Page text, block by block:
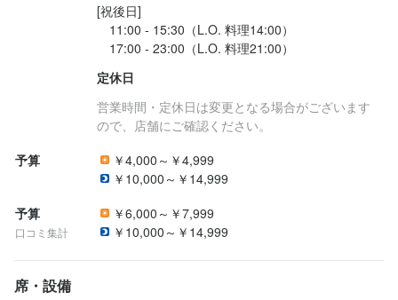
[祝後日]
11:00 - 15:30（L.O. 料理14:00）
定休日
営業時間・定休日は変更となる場合がございます
ので、店舗にご確認ください。
予算
￥4,000～￥4,999
￥10,000～￥14,999
予算
口コミ集計
￥6,000～￥7,999
￥10,000～￥14,999
席・設備
求める人物像
＼求める人物像／
「お客様に感動を与えたい」「飲食人として成長したい」とい
う、学ぶ意欲に溢れる方を心よりお待ちしています！
＼スタッフの声／
魅力。
自分のやりたいことを二つ返事で応援してくれる会社なので、成
長の実感を得ながら仕事を楽しめます。
【未経験ＯＫ】
ジャンル問わず、経験者は特に歓迎します。
給与面でも優遇させていただきます。
☆こんな方におすすめ☆
✔自分のファンをつくりたい方
✔「すべてはお客様のために」スキルを磨きたい方
✔経験を積んで将来独立したい方
✔一流シェフの元で仕事をしたい方
✔休日や待遇も重視したい方
飲食店での調理経験
・活気あふれる職場で働きたい方
応募後、原則2営業日以内に返信しております。1回の面接を経て
お店の採用担当者からのメッセージ
★採用担当者からのメッセージ★
￣￣Ｖ￣￣￣￣￣￣￣￣￣￣￣￣
価格帯に合わせた調理・接客スキルや、人・モノ・カネの知識な
☆こんな方におすすめ☆
✔自分のファンをつくりたい方
✔「すべてはお客様のために」スキルを磨きたい方
✔経験を積んで将来独立したい方
✔一流シェフの元で仕事をしたい方
✔休日や待遇も重視したい方
歓迎スキル・経験
法人名・事業者名
最終更新日2026/05/29
最終更新日2026/05/29